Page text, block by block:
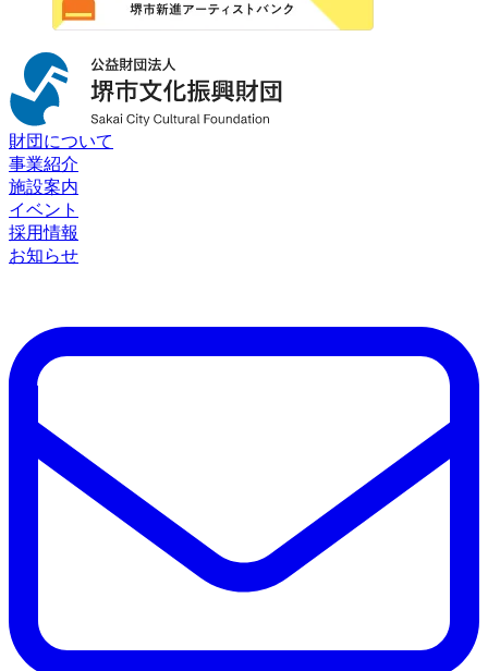
財団について
事業紹介
施設案内
イベント
採用情報
お知らせ